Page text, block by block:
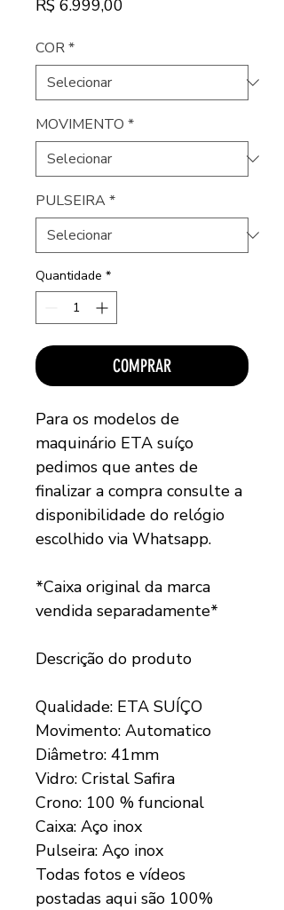
R$ 6.999,00
COR*
MOVIMENTO *
PULSEIRA*
Quantidade *
COMPRAR
Para os modelos de
maquinário ETA suíço
pedimos que antes de
finalizar a compra consulte a
disponibilidade do relógio
escolhido via Whatsapp.
*Caixa original da marca
vendida separadamente*
Descrição do produto
Qualidade: ETA SUÍÇO
Movimento: Automatico
Diâmetro: 41mm
Vidro: Cristal Safira
Crono: 100 % funcional
Caixa: Aço inox
Pulseira: Aço inox
Todas fotos e vídeos
postadas aqui são 100%